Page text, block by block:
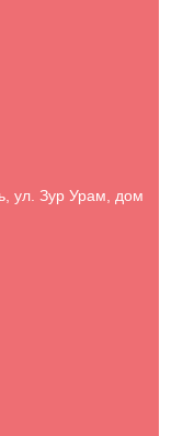
ул. Зур Урам, дом